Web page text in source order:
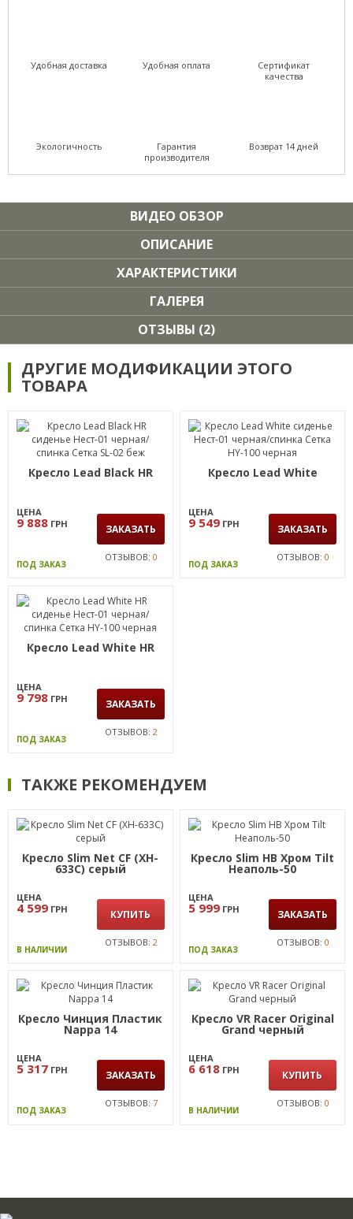
Удобная доставка Удобная оплата
Сертификат
качества
Экологичность
Гарантия
производителя
Возврат 14 дней
ВИДЕО ОБЗОР
ОПИСАНИЕ
ХАРАКТЕРИСТИКИ
ГАЛЕРЕЯ
ОТЗЫВЫ (2)
ДРУГИЕ МОДИФИКАЦИИ ЭТОГО
ТОВАРА
Кресло Lead Black HR
ЦЕНА
9 888 ГРН ЗАКАЗАТЬ
ПОД ЗАКАЗ
ОТЗЫВОВ: 0
Кресло Lead White
ЦЕНА
9 549 ГРН ЗАКАЗАТЬ
ПОД ЗАКАЗ
ОТЗЫВОВ: 0
Кресло Lead White HR
ЦЕНА
9 798 ГРН ЗАКАЗАТЬ
ПОД ЗАКАЗ
ОТЗЫВОВ: 2
ТАКЖЕ РЕКОМЕНДУЕМ
Кресло Slim Net CF (XH-
633C) серый
ЦЕНА
4 599 ГРН КУПИТЬ
В НАЛИЧИИ
ОТЗЫВОВ: 2
Кресло Slim HB Хром Tilt
Неаполь-50
ЦЕНА
5 999 ГРН ЗАКАЗАТЬ
ПОД ЗАКАЗ
ОТЗЫВОВ: 0
Кресло Чинция Пластик
Nappa 14
ЦЕНА
5 317 ГРН ЗАКАЗАТЬ
ПОД ЗАКАЗ
ОТЗЫВОВ: 7
Кресло VR Racer Original
Grand черный
ЦЕНА
6 618 ГРН КУПИТЬ
В НАЛИЧИИ
ОТЗЫВОВ: 0